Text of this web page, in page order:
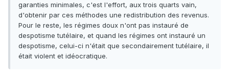
garanties minimales, c'est l'effort, aux trois quarts vain,
d'obtenir par ces méthodes une redistribution des revenus.
Pour le reste, les régimes doux n'ont pas instauré de
despotisme tutélaire, et quand les régimes ont instauré un
despotisme, celui-ci n'était que secondairement tutélaire, il
était violent et idéocratique.